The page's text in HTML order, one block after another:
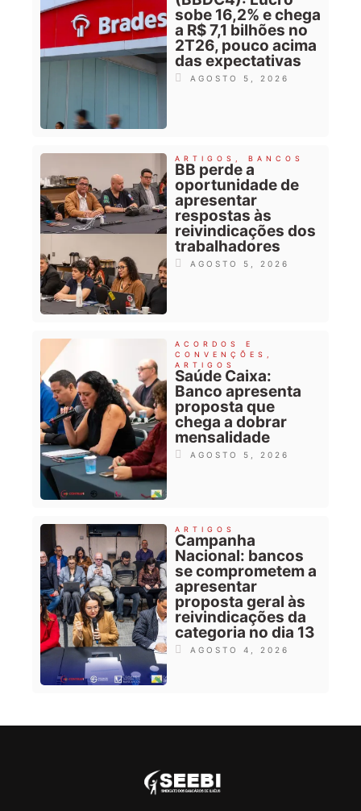
sobe 16,2% e chega
a R$ 7,1 bilhões no
2T26, pouco acima
das expectativas
AGOSTO 5, 2026
ARTIGOS BANCOS
BB perde a
oportunidade de
apresentar
respostas às
reivindicações dos
trabalhadores
AGOSTO 5, 2026
ACORDOS E
CONVENÇÕES
ARTIGOS
Saúde Caixa:
Banco apresenta
proposta que
chega a dobrar
mensalidade
AGOSTO 5, 2026
ARTIGOS
Campanha
Nacional: bancos
se comprometem a
apresentar
proposta geral às
reivindicações da
categoria no dia 13
AGOSTO 4, 2026